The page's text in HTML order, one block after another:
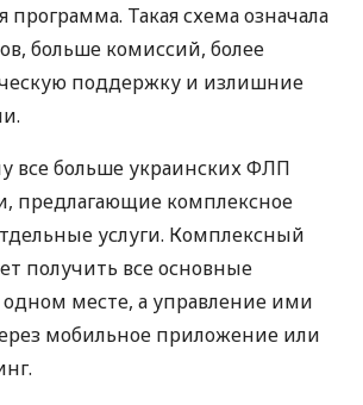
программа. Такая схема означала
больше комиссий, более
поддержку и излишние
все больше украинских ФЛП
предлагающие комплексное
услуги. Комплексный
получить все основные
месте, а управление ими
мобильное приложение или